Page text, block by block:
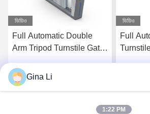
ভিডিও
Full Automatic Double
Arm Tripod Turnstile Gate
Communication AC
220V/110V and 30-45
ভিডিও
Full
Capacity
Gina Li
1:22 PM